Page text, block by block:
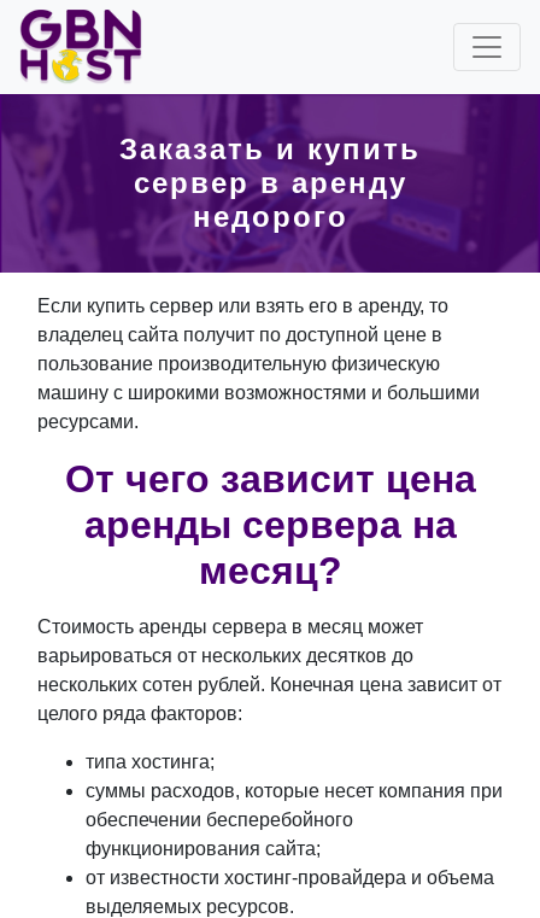
Заказать и купить
сервер в аренду
недорого
Если купить сервер или взять его в аренду, то
владелец сайта получит по доступной цене в
пользование производительную физическую
машину с широкими возможностями и большими
ресурсами.
От чего зависит цена
аренды сервера на
месяц?
Стоимость аренды сервера в месяц может
варьироваться от нескольких десятков до
нескольких сотен рублей. Конечная цена зависит от
целого ряда факторов:
типа хостинга;
суммы расходов, которые несет компания при
обеспечении бесперебойного
функционирования сайта;
от известности хостинг-провайдера и объема
выделяемых ресурсов.